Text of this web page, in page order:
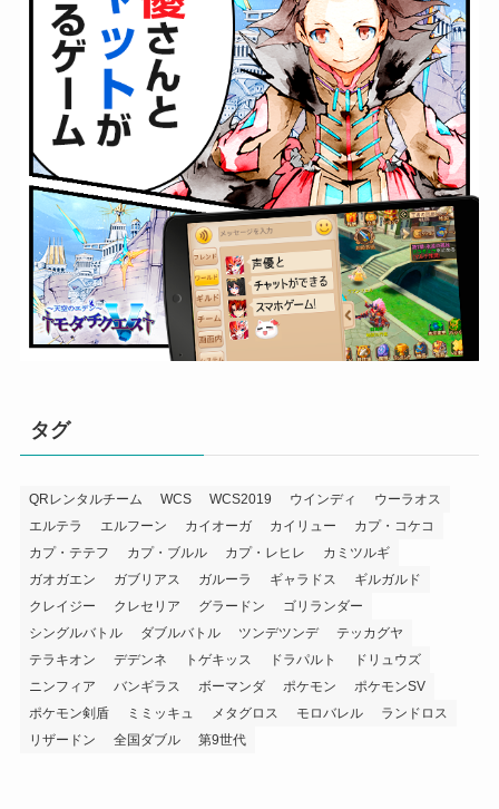
タグ
QRレンタルチーム WCS WCS2019 ウインディ
ウーラオス
エルテラ
エルフーン カイオーガ カイリュー
カプ・コケコ
カプ・テテフ
カプ・ブルル カプ・レヒレ
カミツルギ
ガオガエン
ガブリアス ガルーラ ギャラドス
ギルガルド
クレイジー
クレセリア グラードン
ゴリランダー
シングルバトル
ダブルバトル ツンデツンデ
テッカグヤ
テラキオン
デデンネ トゲキッス ドラパルト
ドリュウズ
ニンフィア
バンギラス ボーマンダ ポケモン
ポケモンSV
ポケモン剣盾
ミミッキュ メタグロス モロバレル
ランドロス
リザードン
全国ダブル 第9世代